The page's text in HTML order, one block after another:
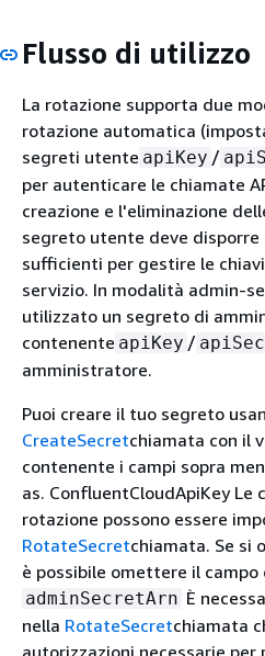
Flusso di utilizzo
La rotazione supporta due
rotazione automatica
segreti utente apiKey /
per autenticare le chiamate
creazione e l'eliminazione
segreto utente deve disporre
sufficienti per gestire le
servizio. In modalità admin-
utilizzato un segreto di
contenente apiKey /
amministratore.
Puoi creare il tuo segreto
CreateSecretchiamata con il
contenente i campi sopra
as. ConfluentCloudApiKey Le
rotazione possono essere
RotateSecretchiamata. Se si
è possibile omettere il campo
adminSecretArn È
nella RotateSecretchiamata